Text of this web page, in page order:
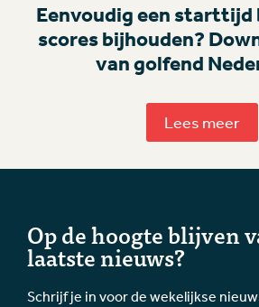
Eenvoudig een starttijd
scores bijhouden?
van golfend
Lees meer
Op de hoogte blijven
laatste nieuws?
Schrijf je in voor de wekelijkse